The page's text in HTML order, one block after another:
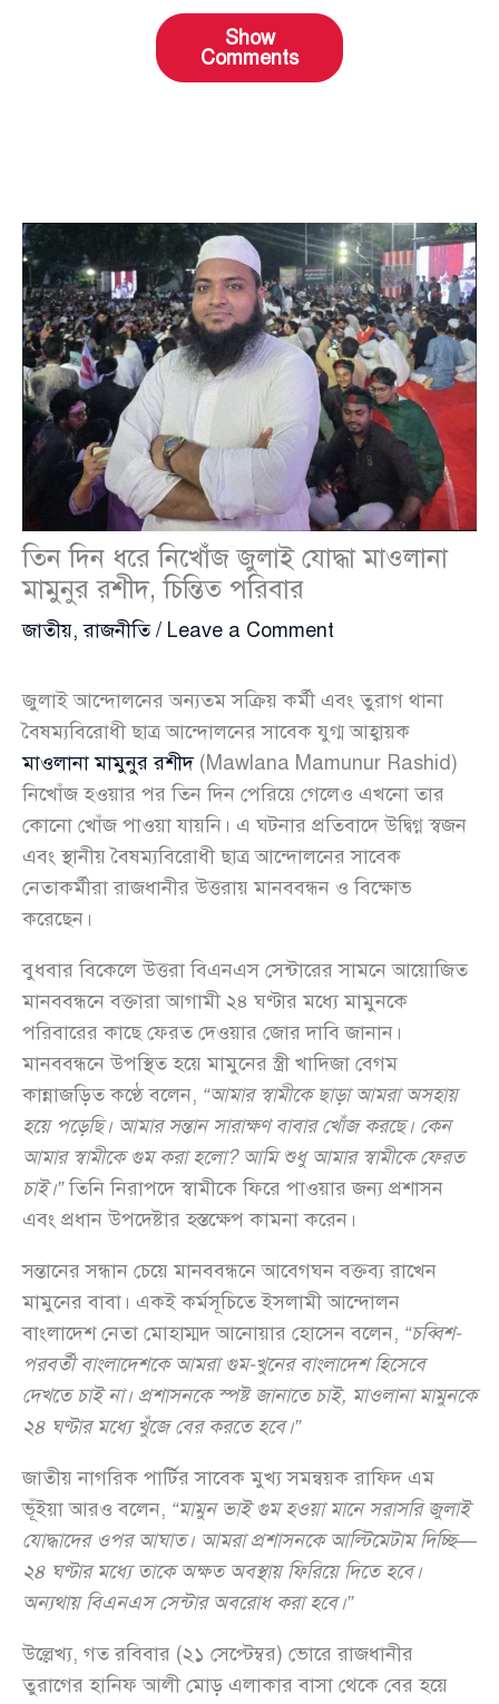
Show
Comments
তিন দিন ধরে নিখোঁজ জুলাই যোদ্ধা মাওলানা
মামুনুর রশীদ, চিন্তিত পরিবার
জাতীয়,রাজনীতি/ Leave a Comment
জুলাই আন্দোলনের অন্যতম সক্রিয় কর্মী এবং তুরাগ থানা
বৈষম্যবিরোধী ছাত্র আন্দোলনের সাবেক যুগ্ম আহ্বায়ক
মাওলানা মামুনুর রশীদ(Mawlana Mamunur Rashid)
নিখোঁজ হওয়ার পর তিন দিন পেরিয়ে গেলেও এখনো তার
কোনো খোঁজ পাওয়া যায়নি। এ ঘটনার প্রতিবাদে উদ্বিগ্ন স্বজন
এবং স্থানীয় বৈষম্যবিরোধী ছাত্র আন্দোলনের সাবেক
নেতাকর্মীরা রাজধানীর উত্তরায় মানববন্ধন ও বিক্ষোভ
করেছেন।
বুধবার বিকেলে উত্তরা বিএনএস সেন্টারের সামনে আয়োজিত
মানববন্ধনে বক্তারা আগামী ২৪ ঘণ্টার মধ্যে মামুনকে
পরিবারের কাছে ফেরত দেওয়ার জোর দাবি জানান।
মানববন্ধনে উপস্থিত হয়ে মামুনের স্ত্রী খাদিজা বেগম
কান্নাজড়িত কণ্ঠে বলেন, “আমার স্বামীকে ছাড়া আমরা অসহায়
হয়ে পড়েছি। আমার সন্তান সারাক্ষণ বাবার খোঁজ করছে। কেন
আমার স্বামীকে গুম করা হলো? আমি শুধু আমার স্বামীকে ফেরত
চাই।”তিনি নিরাপদে স্বামীকে ফিরে পাওয়ার জন্য প্রশাসন
এবং প্রধান উপদেষ্টার হস্তক্ষেপ কামনা করেন।
সন্তানের সন্ধান চেয়ে মানববন্ধনে আবেগঘন বক্তব্য রাখেন
মামুনের বাবা। একই কর্মসূচিতে ইসলামী আন্দোলন
বাংলাদেশ নেতা মোহাম্মদ আনোয়ার হোসেন বলেন, “চব্বিশ-
পরবর্তী বাংলাদেশকে আমরা গুম-খুনের বাংলাদেশ হিসেবে
দেখতে চাই না। প্রশাসনকে স্পষ্ট জানাতে চাই, মাওলানা মামুনকে
২৪ ঘণ্টার মধ্যে খুঁজে বের করতে হবে।”
জাতীয় নাগরিক পার্টির সাবেক মুখ্য সমন্বয়ক রাফিদ এম
ভূঁইয়া আরও বলেন, “মামুন ভাই গুম হওয়া মানে সরাসরি জুলাই
যোদ্ধাদের ওপর আঘাত। আমরা প্রশাসনকে আল্টিমেটাম দিচ্ছি—
২৪ ঘণ্টার মধ্যে তাকে অক্ষত অবস্থায় ফিরিয়ে দিতে হবে।
অন্যথায় বিএনএস সেন্টার অবরোধ করা হবে।”
উল্লেখ্য, গত রবিবার (২১ সেপ্টেম্বর) ভোরে রাজধানীর
তুরাগের হানিফ আলী মোড় এলাকার বাসা থেকে বের হয়ে